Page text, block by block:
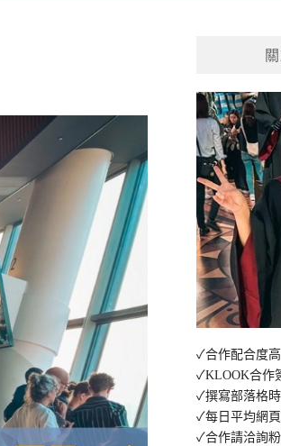
✓合作配合度
✓KLOOK合作
✓撰寫部落格
✓每日平均網
✓合作請洽詢